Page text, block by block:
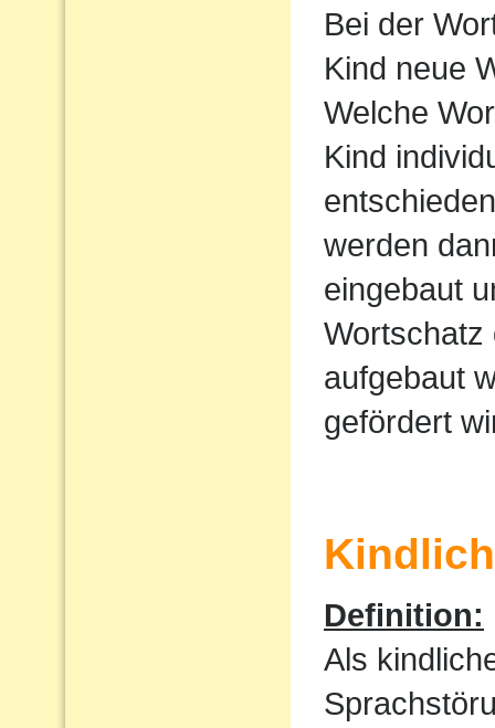
Bei der
Kind neue
Welche
Kind
werden
eingebaut
Wortschatz
aufgebaut
gefördert
Definition:
Als